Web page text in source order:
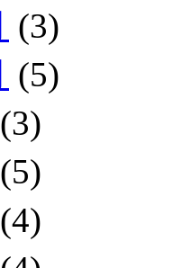
(3)
(5)
(3)
(5)
(4)